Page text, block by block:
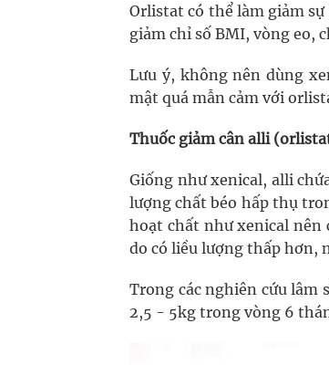
Orlistat có thể làm giảm
giảm chỉ số BMI, vòng eo,
Lưu ý, không nên dùng
mật quá mẫn cảm với
Thuốc giảm cân alli
Giống như xenical, alli
lượng chất béo hấp thụ
hoạt chất như xenical nên
do có liều lượng thấp hơn,
Trong các nghiên cứu lâm
2,5 - 5kg trong vòng 6